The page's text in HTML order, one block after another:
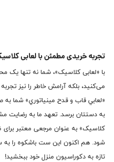
تجربه خریدی مطمئن با لعابی
با «لعابی کلاسیک»، شما نه تنها یک
می‌کنید، بلکه آرامش خاطر را نیز
«لعابي قاب و قدح مينياتوري» شما
به دستتان برسد. تعهد ما به رضایت
کلاسیک» به عنوان مرجعی معتبر
شود. هم اکنون این ست باشکوه را به
تازه به دکوراسیون منزل خود ببخشید!